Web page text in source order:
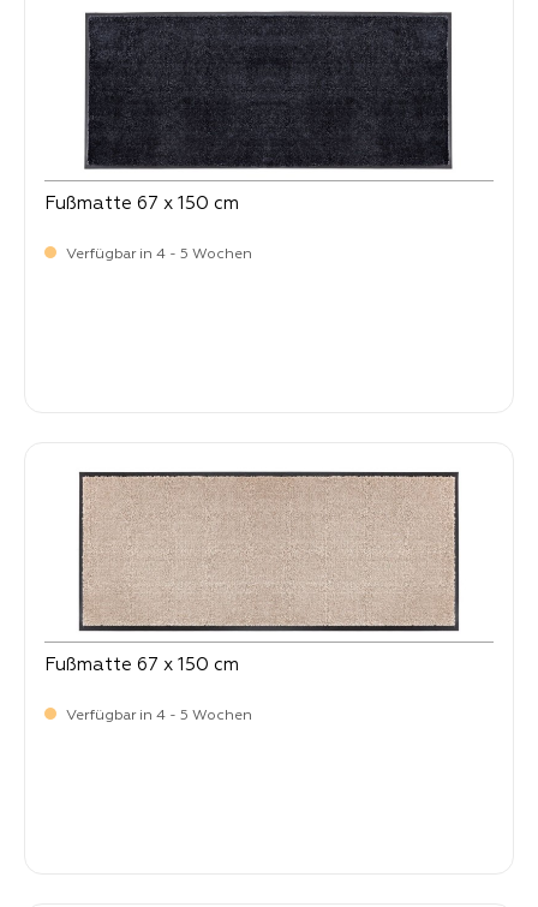
Fußmatte 67 x 150 cm
Verfügbar in 4 - 5 Wochen
Fußmatte 67 x 150 cm
Verfügbar in 4 - 5 Wochen